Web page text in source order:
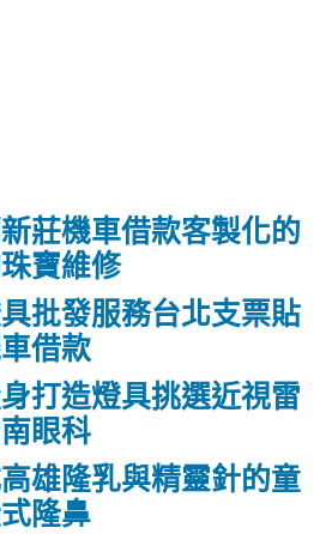
莊機車借款客製化的
寶維修
批發服務台北支票貼
借款
打造燈具挑選近視雷
眼科
雄隆乳與精靈針的童
隆鼻